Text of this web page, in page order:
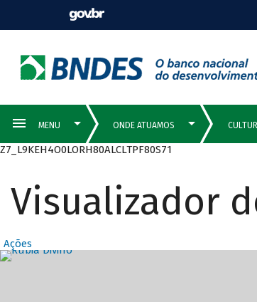
Z7_L9KEH4O0LORH80ALCLTPF80S71
Visualizador
Ações
Destaques